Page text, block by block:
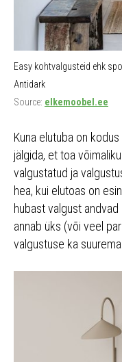
Easy kohtvalgusteid ehk
Antidark
Source: elkemoobel.ee
Kuna elutuba on
jälgida, et toa
valgustatud ja
hea, kui elutoas on
hubast valgust
annab üks (või veel
valgustuse ka